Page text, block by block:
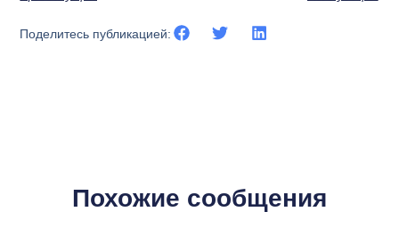
Поделитесь публикацией:
Похожие сообщения